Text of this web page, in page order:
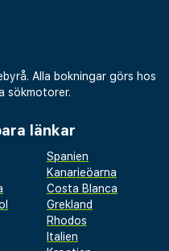
Alla bokningar görs hos
sökmotorer.
länkar
Spanien
Kanarieöarna
Costa Blanca
Grekland
Rhodos
Italien